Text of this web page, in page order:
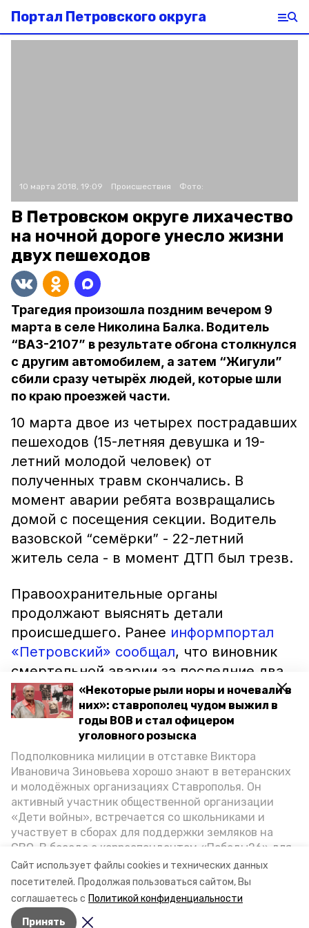
Сайт использует файлы cookies и технических данных
посетителей. Продолжая пользоваться сайтом, Вы
соглашаетесь с Политикой конфиденциальности
Принять
«Некоторые рыли норы и ночевали в
них»: ставрополец чудом выжил в
годы ВОВ и стал офицером
уголовного розыска
Подполковника милиции в отставке Виктора
Ивановича Зиновьева хорошо знают в ветеранских
и молодёжных организациях Ставрополья. Он
активный участник общественной организации
«Дети войны», встречается со школьниками и
участвует в сборах для поддержки земляков на
СВО. В беседе с корреспондентом «Победы26» для
спецпроекта «Дети Великой Отечественной»
ветеран рассказал о зверствах оккупантов в годы
ВОВ, о службе в Москве, «богатыре» Фиделе Кастро
и шпионе Пеньковском, о борьбе с криминалом на
Ставрополье.
Портал Петровского округа
10 марта 2018, 19:09 Происшествия Фото:
В Петровском округе лихачество
на ночной дороге унесло жизни
двух пешеходов
Трагедия произошла поздним вечером 9
марта в селе Николина Балка. Водитель
“ВАЗ-2107” в результате обгона столкнулся
с другим автомобилем, а затем “Жигули”
сбили сразу четырёх людей, которые шли
по краю проезжей части.
10 марта двое из четырех пострадавших
пешеходов (15-летняя девушка и 19-
летний молодой человек) от
полученных травм скончались. В
момент аварии ребята возвращались
домой с посещения секции. Водитель
вазовской “семёрки” - 22-летний
житель села - в момент ДТП был трезв.
Правоохранительные органы
продолжают выяснять детали
происшедшего. Ранее информпортал
«Петровский» сообщал, что виновник
смертельной аварии за последние два
года 8 раз привлекался за нарушение
ПДД.
Стало известно, что в момент дети шли
по обочине проезжей части не по своей
воле – в селе Николина Балка
отсутствует тротуар. Интернет-
пользователи считают, что
смертельное ДТП может
поспособствовать решению проблемы
дорожной безопасности пешеходов.
Авторы: Максим Ковалев